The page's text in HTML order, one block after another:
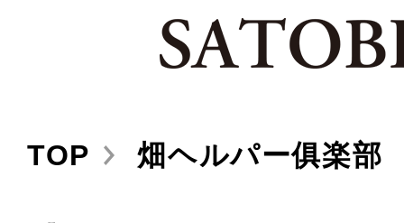
TOP 畑ヘルパー俱楽部